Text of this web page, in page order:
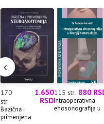
‹
170
str.
1.650
RSD
Bazična i
primenjena
115 str. 880
Intraoperativna
ehosonografija u